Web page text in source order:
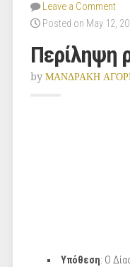
Leave a Comment
Posted on May 12,
Περίληψη
by ΜΑΝΔΡΑΚΗ
Υπόθεση: Ο